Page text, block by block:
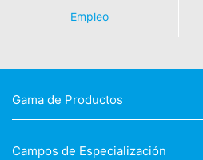
Empleo
Gama de Productos
Campos de Especialización